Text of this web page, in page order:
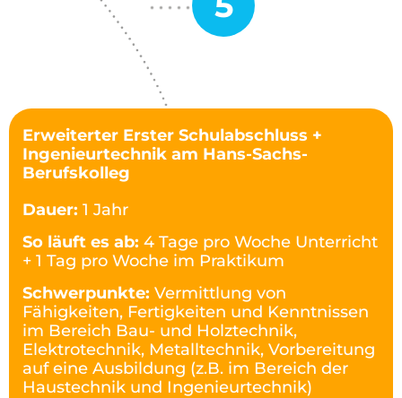
Erweiterter Erster Schulabschluss +
Ingenieurtechnik am Hans-Sachs-
Berufskolleg
Dauer: 1 Jahr
So läuft es ab: 4 Tage pro Woche Unterricht
+ 1 Tag pro Woche im Praktikum
Schwerpunkte: Vermittlung von
Fähigkeiten, Fertigkeiten und Kenntnissen
im Bereich Bau- und Holztechnik,
Elektrotechnik, Metalltechnik, Vorbereitung
auf eine Ausbildung (z.B. im Bereich der
Haustechnik und Ingenieurtechnik)